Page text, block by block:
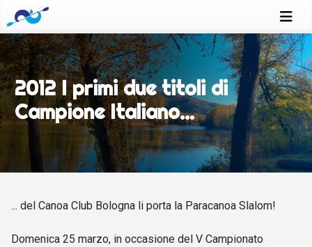
2012 I primi due titoli di
Campione Italiano...
... del Canoa Club Bologna li porta la Paracanoa Slalom!
Domenica 25 marzo, in occasione del V Campionato